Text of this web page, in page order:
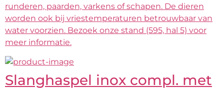
runderen, paarden, varkens of schapen. De dieren
worden ook bij vriestemperaturen betrouwbaar van
water voorzien. Bezoek onze stand (595, hal 5) voor
meer informatie.
Slanghaspel inox compl. met